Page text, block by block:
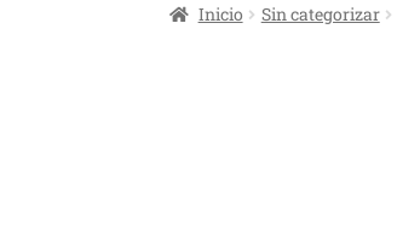
Inicio Sin categorizar